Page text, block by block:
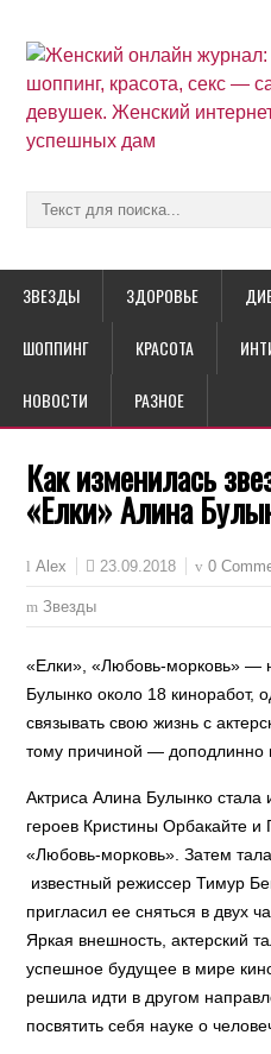
ЗВЕЗДЫ ЗДОРОВЬЕ
ШОППИНГ КРАСОТА
НОВОСТИ РАЗНОЕ
Как изменилась
«Елки» Алина
Alex 23.09.2018 0
Звезды
«Елки», «Любовь-морковь» —
Булынко около 18 киноработ,
связывать свою жизнь с
тому причиной — доподлинно
Актриса Алина Булынко стала
героев Кристины Орбакайте и
«Любовь-морковь». Затем
известный режиссер Тимур
пригласил ее сняться в двух
Яркая внешность, актерский
успешное будущее в мире
решила идти в другом
посвятить себя науке о